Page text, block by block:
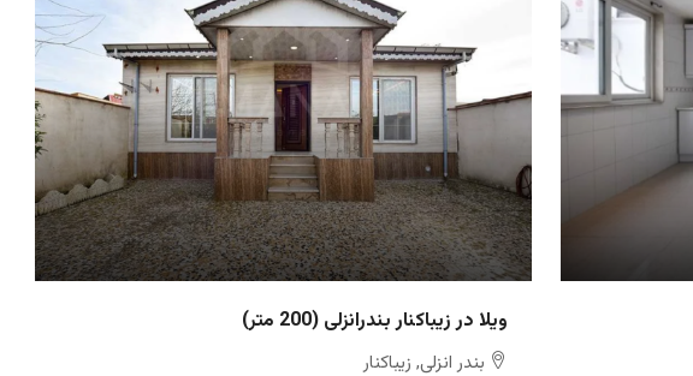
ویلا در زیباکنار بندرانزلی (200 متر)
بندر انزلی, زیباکنار